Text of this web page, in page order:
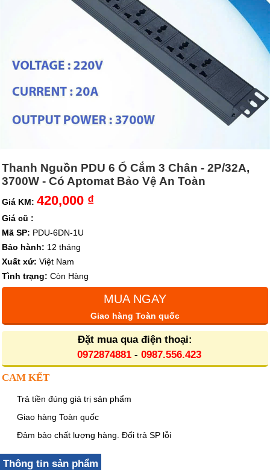
Thanh Nguồn PDU 6 Ổ Cắm 3 Chân - 2P/32A,
3700W - Có Aptomat Bảo Vệ An Toàn
Giá KM: 420,000 ₫
Giá cũ :
Mã SP: PDU-6DN-1U
Bảo hành: 12 tháng
Xuất xứ: Việt Nam
Tình trạng: Còn Hàng
MUA NGAY
Giao hàng Toàn quốc
Đặt mua qua điện thoại:
0972874881- 0987.556.423
CAM KẾT
Trả tiền đúng giá trị sản phẩm
Giao hàng Toàn quốc
Đảm bảo chất lượng hàng. Đổi trả SP lỗi
Thông tin sản phẩm